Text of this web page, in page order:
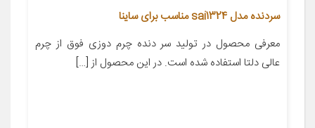
سردنده مدل sai1324 مناسب برای ساینا
معرفی محصول در تولید سر دنده چرم دوزی فوق از چرم
عالی دلتا استفاده شده است. در این محصول از […]